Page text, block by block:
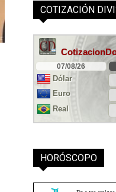
COTIZACIÓN
HORÓSCOPO